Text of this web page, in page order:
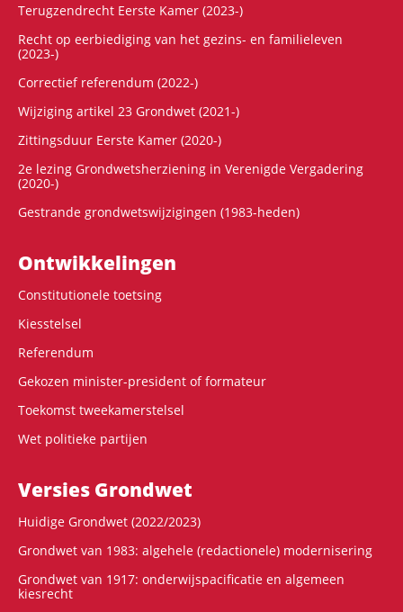
Terugzendrecht Eerste Kamer (2023-)
Recht op eerbiediging van het gezins- en familieleven
(2023-)
Correctief referendum (2022-)
Wijziging artikel 23 Grondwet (2021-)
Zittingsduur Eerste Kamer (2020-)
2e lezing Grondwetsherziening in Verenigde Vergadering
(2020-)
Gestrande grondwetswijzigingen (1983-heden)
Ontwikke­lingen
Constitutionele toetsing
Kiesstelsel
Referendum
Gekozen minister-president of formateur
Toekomst tweekamerstelsel
Wet politieke partijen
Versies Grondwet
Huidige Grondwet (2022/2023)
Grondwet van 1983: algehele (redactionele) modernisering
Grondwet van 1917: onderwijspacificatie en algemeen
kiesrecht